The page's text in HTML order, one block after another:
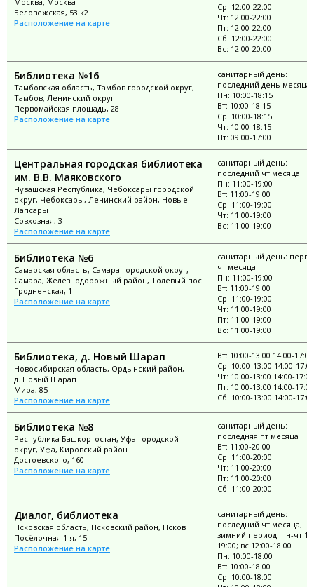
Беловежская, 53 к2
Расположение на карте
Ср: 12:00-22:00
Чт: 12:00-22:00
Пт: 12:00-22:00
Сб: 12:00-22:00
Вс: 12:00-20:00
Библиотека №16
Тамбовская область, Тамбов городской округ,
Тамбов, Ленинский округ
Первомайская площадь, 28
Расположение на карте
санитарный день:
последний день месяца
Пн: 10:00-18:15
Вт: 10:00-18:15
Ср: 10:00-18:15
Чт: 10:00-18:15
Пт: 09:00-17:00
Центральная городская библиотека
им. В.В. Маяковского
Чувашская Республика, Чебоксары городской
округ, Чебоксары, Ленинский район, Новые
Лапсары
Совхозная, 3
Расположение на карте
санитарный день:
последний чт месяца
Пн: 11:00-19:00
Вт: 11:00-19:00
Ср: 11:00-19:00
Чт: 11:00-19:00
Вс: 11:00-19:00
Библиотека №6
Самарская область, Самара городской округ,
Самара, Железнодорожный район, Толевый пос
Гродненская, 1
Расположение на карте
санитарный день:
чт месяца
Пн: 11:00-19:00
Вт: 11:00-19:00
Ср: 11:00-19:00
Чт: 11:00-19:00
Пт: 11:00-19:00
Вс: 11:00-19:00
Библиотека, д. Новый Шарап
Новосибирская область, Ордынский район,
д. Новый Шарап
Мира, 85
Расположение на карте
Вт: 10:00-13:00 14:00-17:00
Ср: 10:00-13:00 14:00-17:00
Чт: 10:00-13:00 14:00-17:00
Пт: 10:00-13:00 14:00-17:00
Сб: 10:00-13:00 14:00-17:00
Библиотека №8
Республика Башкортостан, Уфа городской
округ, Уфа, Кировский район
Достоевского, 160
Расположение на карте
санитарный день:
последняя пт месяца
Вт: 11:00-20:00
Ср: 11:00-20:00
Чт: 11:00-20:00
Пт: 11:00-20:00
Сб: 11:00-20:00
Диалог, библиотека
Псковская область, Псковский район, Псков
Посёлочная 1-я, 15
Расположение на карте
санитарный день:
последний чт месяца;
зимний период: пн-чт
19:00; вс 12:00-18:00
Пн: 10:00-18:00
Вт: 10:00-18:00
Ср: 10:00-18:00